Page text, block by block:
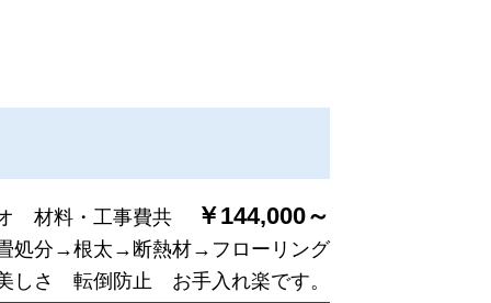
材料・工事費共 ￥144,000～
処分→根太→断熱材→フローリング
さ 転倒防止 お手入れ楽です。